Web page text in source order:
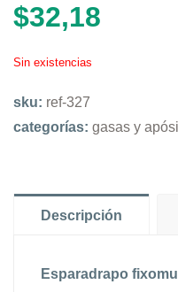
$32,18
Sin existencias
sku: ref-327
categorías: gasas y
Descripción
Esparadrapo